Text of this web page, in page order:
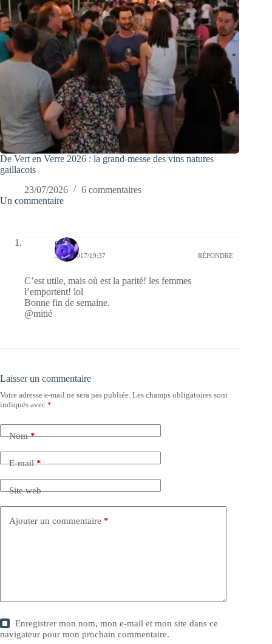
De Vert en Verre 2026 : la grand-messe des vins natures
gaillacois
23/07/2026
6 commentaires
Un commentaire
covix
30/06/2017/19:37 RÉPONDRE
C’est utile, mais où est la parité! les femmes
l’emportent! lol
Bonne fin de semaine.
@mitié
Laisser un commentaire
Votre adresse e-mail ne sera pas publiée. Les champs obligatoires sont
indiqués avec *
Nom*
E-mail*
Site web
Ajouter un commentaire *
Enregistrer mon nom, mon e-mail et mon site dans ce
navigateur pour mon prochain commentaire.